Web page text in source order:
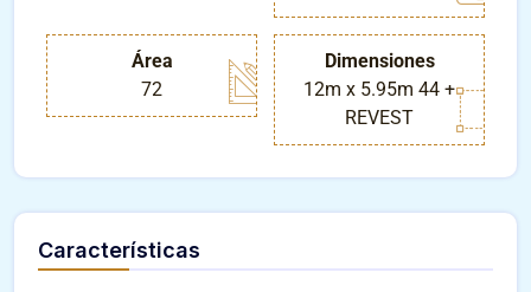
Área
72
Dimensiones
12m x 5.95m 44 +
REVEST
Características